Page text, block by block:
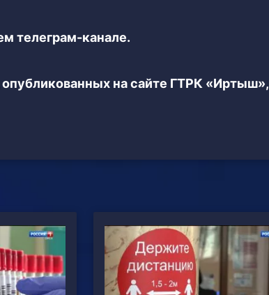
телеграм-канале.
на сайте ГТРК «Иртыш»,